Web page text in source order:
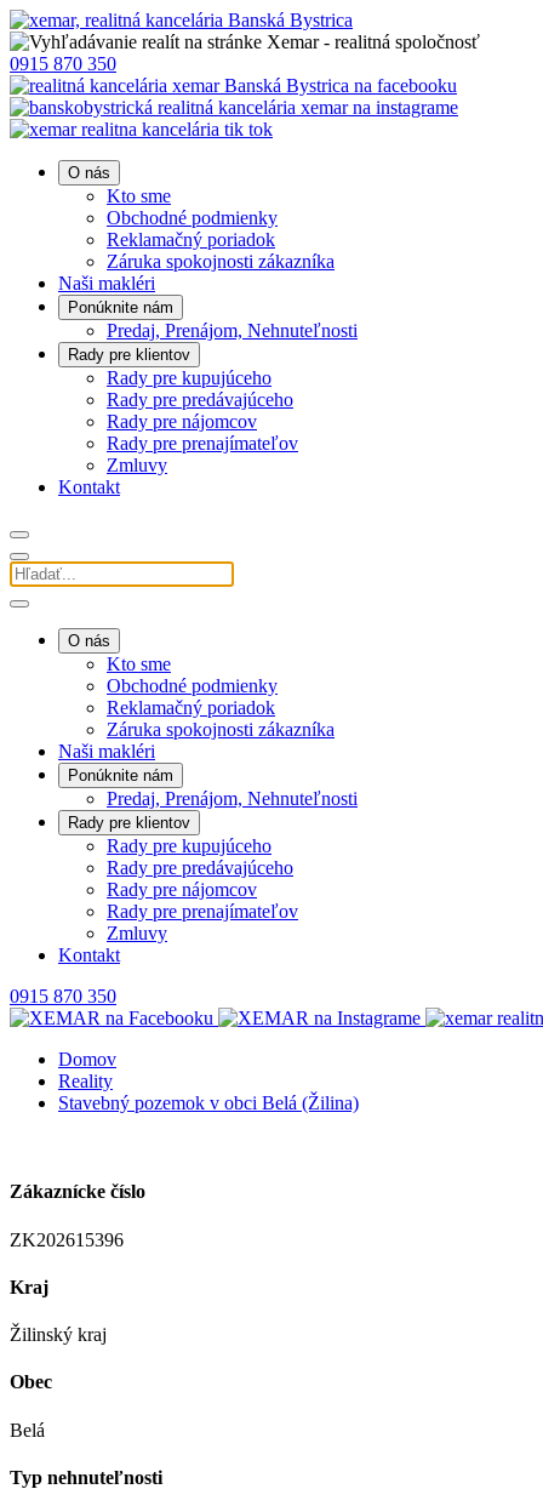
0915 870 350
O nás
Kto sme
Obchodné podmienky
Reklamačný poriadok
Záruka spokojnosti zákazníka
Naši makléri
Ponúknite nám
Predaj, Prenájom, Nehnuteľnosti
Rady pre klientov
Rady pre kupujúceho
Rady pre predávajúceho
Rady pre nájomcov
Rady pre prenajímateľov
Zmluvy
Kontakt
O nás
Kto sme
Obchodné podmienky
Reklamačný poriadok
Záruka spokojnosti zákazníka
Naši makléri
Ponúknite nám
Predaj, Prenájom, Nehnuteľnosti
Rady pre klientov
Rady pre kupujúceho
Rady pre predávajúceho
Rady pre nájomcov
Rady pre prenajímateľov
Zmluvy
Kontakt
0915 870 350
Domov
Reality
Stavebný pozemok v obci Belá (Žilina)
Zákaznícke číslo
ZK202615396
Kraj
Žilinský kraj
Obec
Belá
Typ nehnuteľnosti